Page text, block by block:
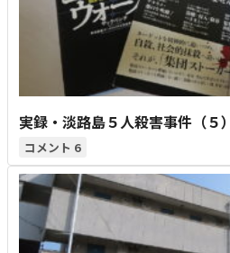
実録・淡路島５人殺害事件（５
6